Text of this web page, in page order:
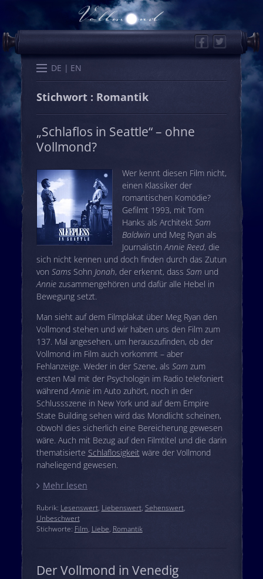
FacebookTwitter
DE EN
Start Kalender Karten
Stichwort : Romantik
„Schlaflos in Seattle“ – ohne
Vollmond?
Wer kennt diesen Film nicht,
einen Klassiker der
romantischen Komödie?
Gefilmt 1993, mit Tom
Hanks als Architekt Sam
Baldwin und Meg Ryan als
JournalistinAnnie Reed, die
sich nicht kennen und doch finden durch das Zutun
von SamsSohn Jonah, der erkennt, dass Sam und
Anniezusammengehören und dafür alle Hebel in
Bewegung setzt.
Man sieht auf dem Filmplakat über Meg Ryan den
Vollmond stehen und wir haben uns den Film zum
137. Mal angesehen, um herauszufinden, ob der
Vollmond im Film auch vorkommt – aber
Fehlanzeige. Weder in der Szene, als Sam zum
ersten Mal mit der Psychologin im Radio telefoniert
währendAnnieim Auto zuhört, noch in der
Schlussszene in New York und auf dem Empire
State Building sehen wird das Mondlicht scheinen,
obwohl dies sicherlich eine Bereicherung gewesen
wäre. Auch mit Bezug auf den Filmtitel und die darin
thematisierte Schlaflosigkeitwäre der Vollmond
naheliegend gewesen.
Mehr lesen
Rubrik: Lesenswert, Liebenswert, Sehenswert,
Unbeschwert
Stichworte: Film, Liebe, Romantik
Der Vollmond in Venedig